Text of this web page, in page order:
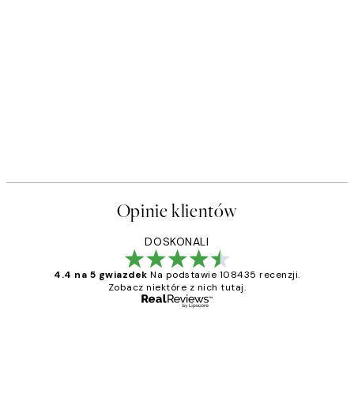
Opinie klientów
DOSKONALI
4.4 na 5 gwiazdek Na podstawie 108435 recenzji.
Zobacz niektóre z nich tutaj.